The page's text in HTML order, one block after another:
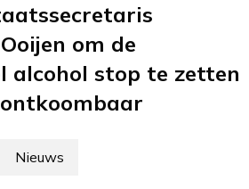
om de
alcohol stop te zetten
Nieuws